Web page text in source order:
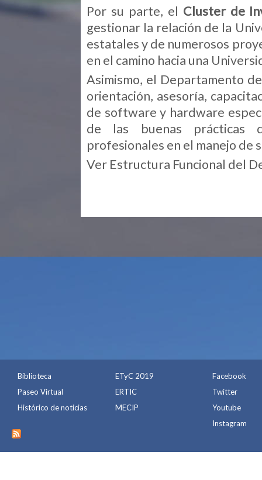
Por su parte, el Cluster de
gestionar la relación de la
estatales y de numerosos
en el camino hacia una
Asimismo, el Departamento
orientación, asesoría,
de software y hardware
de las buenas prácticas
profesionales en el manejo de
Ver Estructura Funcional del
Biblioteca
Paseo Virtual
Histórico de noticias
ETyC 2019
ERTIC
MECIP
Facebook
Twitter
Youtube
Instagram